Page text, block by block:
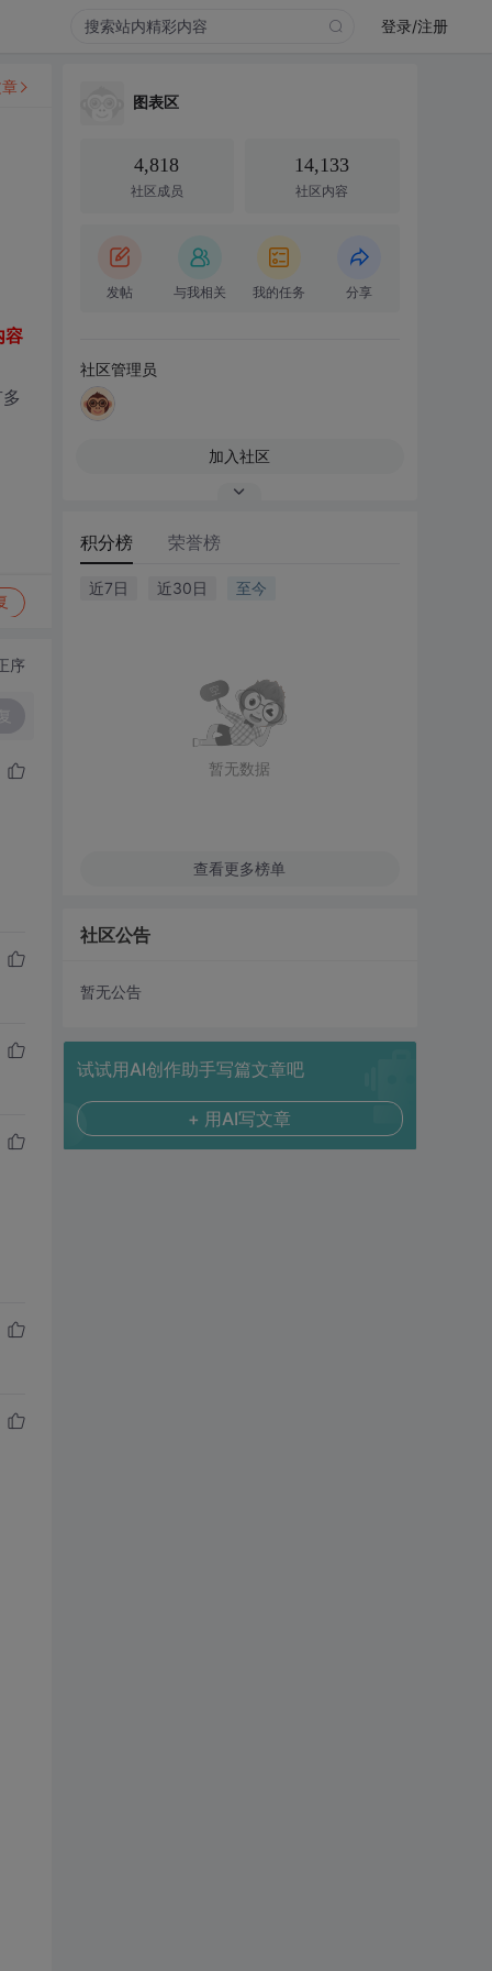
登录/注册
容
序
图表区
4,818
社区成员
14,133
社区内容
发帖 与我相关 我的任务 分享
社区管理员
加入社区
积分榜 荣誉榜
近7日 近30日 至今
暂无数据
查看更多榜单
社区公告
暂无公告
试试用AI创作助手写篇文章吧
+ 用AI写文章